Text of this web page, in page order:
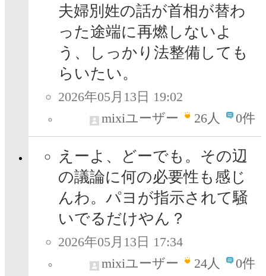
夫婦別姓の話が首相が替わ
った途端に再燃しないよ
う、しっかり法整備しても
らいたい。
2026年05月13日 19:02
mixiユーザー
26人 0件
えーよ、どーでも。その辺
の議論に何の必要性も感じ
んわ。パヨが指示されて騒
いでるだけやん？
2026年05月13日 17:34
mixiユーザー
24人 0件